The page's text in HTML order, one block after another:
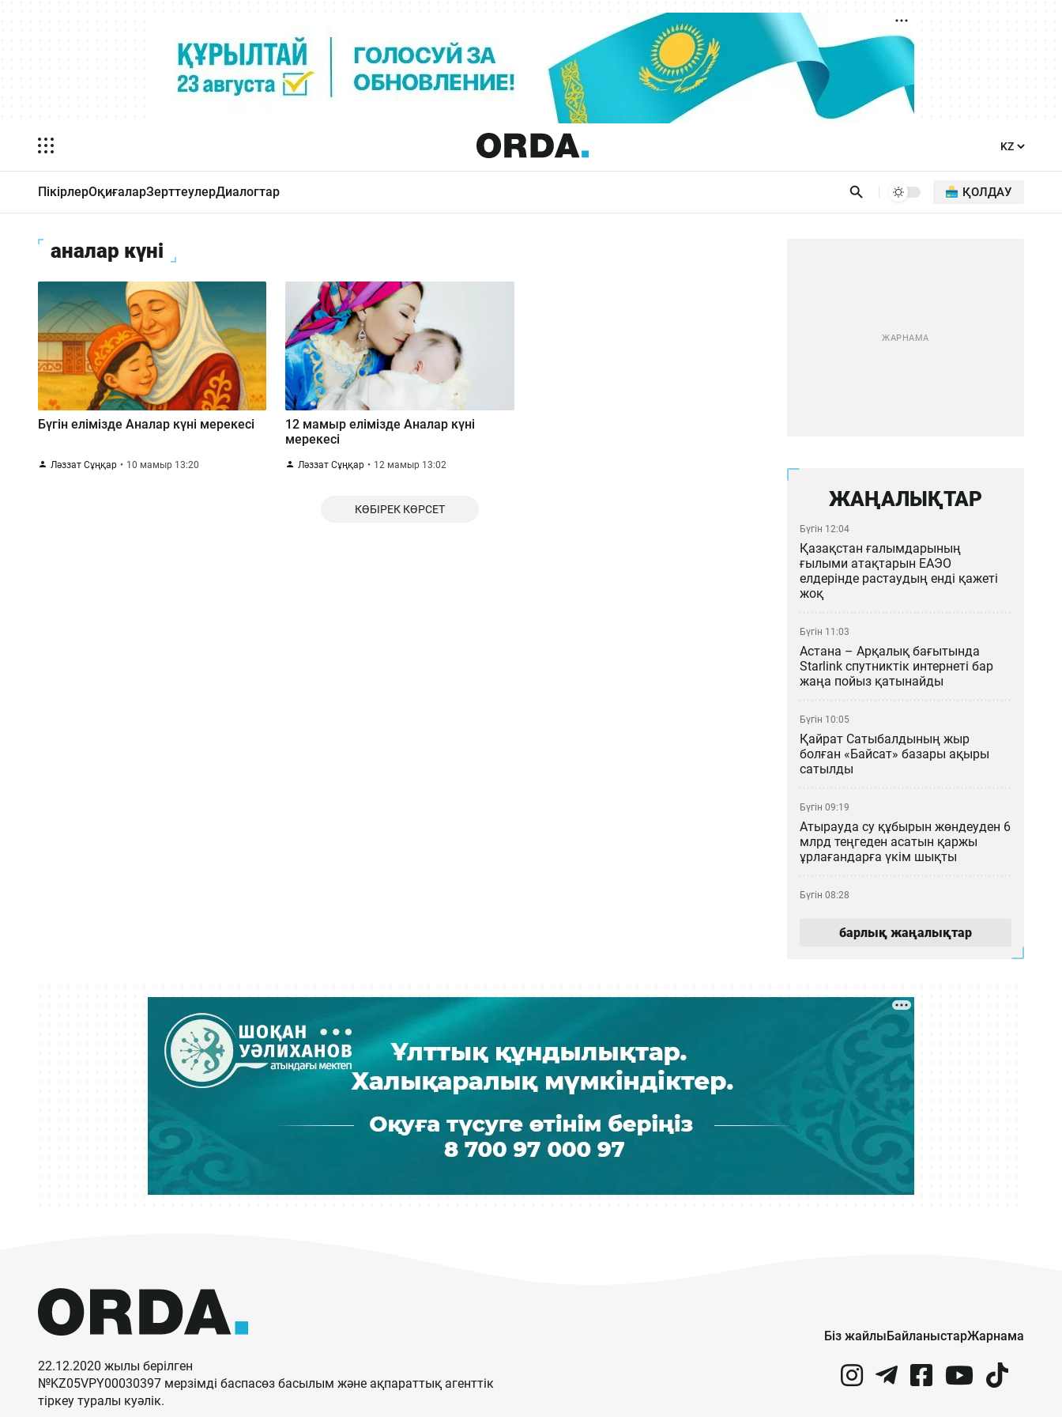
ПікірлерОқиғаларЗерттеулерДиалогтар ҚОЛДАУ
аналар күні
Бүгін елімізде Аналар күні мерекесі
Ләззат Сұңқар 10 мамыр 13:20
12 мамыр елімізде Аналар күні
мерекесі
Ләззат Сұңқар 12 мамыр 13:02
КӨБІРЕК КӨРСЕТ ЖАҢАЛЫҚТАР
Бүгін 12:04
Қазақстан ғалымдарының
ғылыми атақтарын ЕАЭО
елдерінде растаудың енді қажеті
жоқ
Бүгін 11:03
Астана – Арқалық бағытында
Starlink спутниктік интернеті бар
жаңа пойыз қатынайды
Бүгін 10:05
Қайрат Сатыбалдының жыр
болған «Байсат» базары ақыры
сатылды
Бүгін 09:19
Атырауда су құбырын жөндеуден 6
млрд теңгеден асатын қаржы
ұрлағандарға үкім шықты
Бүгін 08:28
қаржыландырылмай, ойыншылар
Тоқаевқа үндеу жасады
Құрылтай депутаттарын сайлау:
Сайлау учаскесінің мекенжайын
қалай білуге болады?
Meta компаниясы әлеуметтік
желілердің балаларға келтірген
зияны үшін 567 миллион доллар
төлейді
Кеше 16:41
Нұрай Серікбайдың туыстары
Кеше 16:07
билік кеңесі қалай қалыптасты?
барлық жаңалықтар
22.12.2020 жылы берілген
№KZ05VPY00030397 мерзімді баспасөз басылым және ақпараттық агенттік
тіркеу туралы куәлік.
Біз жайлыБайланыстарЖарнама